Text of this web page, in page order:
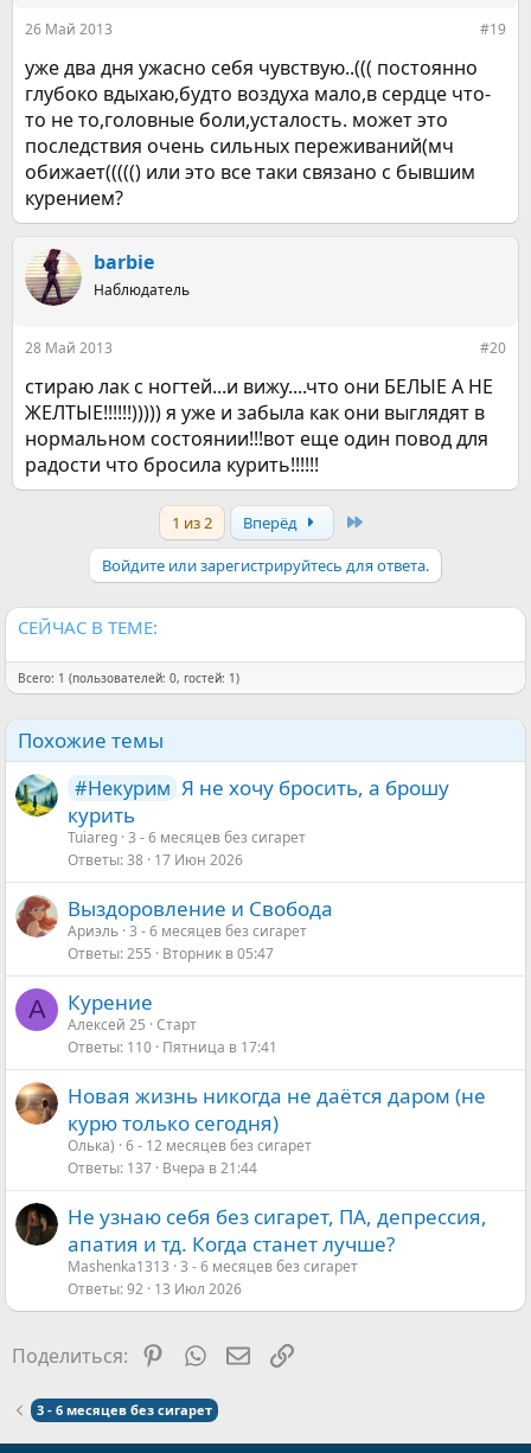
26 Май 2013 #19
уже два дня ужасно себя чувствую..((( постоянно
глубоко вдыхаю,будто воздуха мало,в сердце что-
то не то,головные боли,усталость. может это
последствия очень сильных переживаний(мч
обижает((((() или это все таки связано с бывшим
курением?
barbie
Наблюдатель
28 Май 2013 #20
стираю лак с ногтей...и вижу....что они БЕЛЫЕ А НЕ
ЖЕЛТЫЕ!!!!!!))))) я уже и забыла как они выглядят в
нормальном состоянии!!!вот еще один повод для
радости что бросила курить!!!!!!
1 из 2 Вперёд
Войдите или зарегистрируйтесь для ответа.
СЕЙЧАС В ТЕМЕ:
Всего: 1 (пользователей: 0, гостей: 1)
Похожие темы
#Некурим Я не хочу бросить, а брошу
курить
Tuiareg 3 - 6 месяцев без сигарет
Ответы 38 17 Июн 2026
Выздоровление и Свобода
Ариэль 3 - 6 месяцев без сигарет
Ответы 255 Вторник в 05:47
А Курение
Алексей 25 Старт
Ответы 110 Пятница в 17:41
Новая жизнь никогда не даётся даром (не
курю только сегодня)
Олька) 6 - 12 месяцев без сигарет
Ответы 137 Вчера в 21:44
Не узнаю себя без сигарет, ПА, депрессия,
апатия и тд. Когда станет лучше?
Mashenka1313 3 - 6 месяцев без сигарет
Ответы 92 13 Июл 2026
Поделиться: Pinterest
WhatsAppЭлектронная почта
Ссылка
3 - 6 месяцев без сигарет